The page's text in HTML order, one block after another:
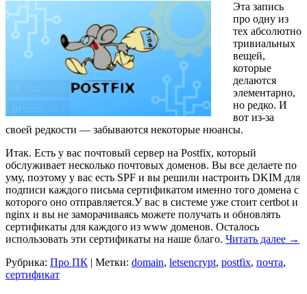
Эта запись
про одну из
тех абсолютно
тривиальных
вещей,
которые
делаются
элементарно,
но редко. И
вот из-за
своей редкости — забываются некоторые нюансы.
Итак. Есть у вас почтовый сервер на Postfix, который
обслуживает несколько почтовых доменов. Вы все делаете по
уму, поэтому у вас есть SPF и вы решили настроить DKIM для
подписи каждого письма сертификатом именно того домена с
которого оно отправляется.У вас в системе уже стоит certbot и
nginx и вы не заморачиваясь можете получать и обновлять
сертификаты для каждого из www доменов. Осталось
использовать эти сертификаты на наше благо. Читать далее →
Рубрика: Про ПК | Метки: domain, letsencrypt, postfix, почта,
сертификат